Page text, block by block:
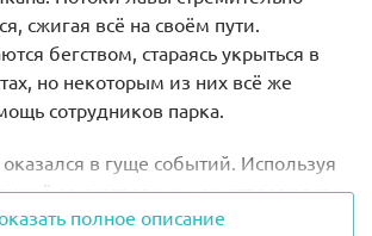
сжигая всё на своём пути.
бегством, стараясь укрыться в
но некоторым из них всё же
сотрудников парка.
оказался в гуще событий. Используя
со снотворным, он отправился к
Огненные реки подбираются к
полное описание